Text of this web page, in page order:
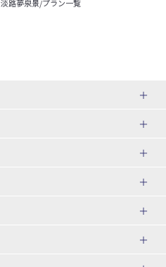
淡路夢泉景/プラン一覧
ユニバーサル・スタジオ・ジャパ